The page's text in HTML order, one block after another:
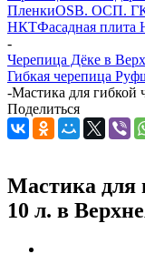
ПленкиOSB. ОСП.
НКТФасадная плита
-
Черепица Дёке в
Гибкая черепица
-Мастика для гибкой
Поделиться
Мастика для
10 л. в